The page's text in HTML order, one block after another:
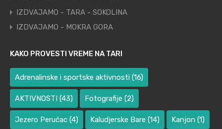
IZDVAJAMO - TARA - SOKOLINA
IZDVAJAMO - MOKRA GORA
KAKO PROVESTI VREME NA TARI
Adrenalinske i sportske aktivnosti (16)
AKTIVNOSTI (43) Fotografije (2)
Jezero Perućac (4) Kaludjerske Bare (14) Kanjon (1)